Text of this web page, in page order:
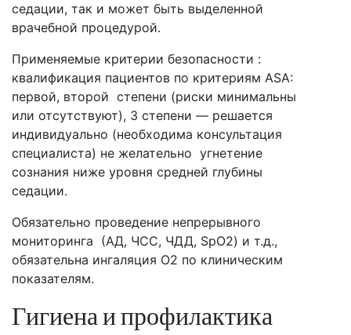
седации, так и может быть выделенной
врачебной процедурой.
Применяемые критерии безопасности :
квалификация пациентов по критериям ASA:
первой, второй степени (риски минимальны
или отсутствуют), 3 степени — решается
индивидуально (необходима консультация
специалиста) не желательно угнетение
сознания ниже уровня средней глубины
седации.
Обязательно проведение непрерывного
мониторинга (АД, ЧСС, ЧДД, SpO2) и т.д.,
обязательна ингаляция О2 по клиническим
показателям.
Гигиена и профилактика